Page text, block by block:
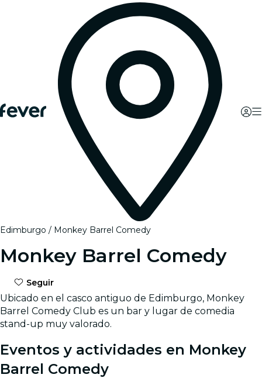
Edimburgo Monkey Barrel Comedy
Monkey Barrel Comedy
Seguir
Ubicado en el casco antiguo de Edimburgo, Monkey
Barrel Comedy Club es un bar y lugar de comedia
stand-up muy valorado.
Eventos y actividades en Monkey
Barrel Comedy